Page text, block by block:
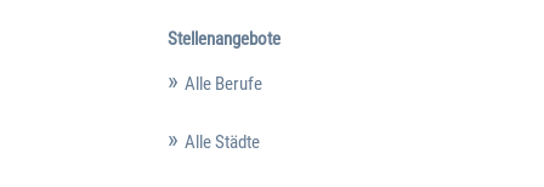
Stellenangebote
Alle Berufe
Alle Städte